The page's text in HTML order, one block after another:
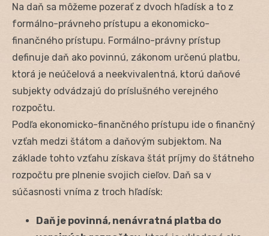
Na daň sa môžeme pozerať z dvoch hľadísk a to z
formálno-právneho prístupu a ekonomicko-
finančného prístupu. Formálno-právny prístup
definuje daň ako povinnú, zákonom určenú platbu,
ktorá je neúčelová a neekvivalentná, ktorú daňové
subjekty odvádzajú do príslušného verejného
rozpočtu.
Podľa ekonomicko-finančného prístupu ide o finančný
vzťah medzi štátom a daňovým subjektom. Na
základe tohto vzťahu získava štát príjmy do štátneho
rozpočtu pre plnenie svojich cieľov. Daň sa v
súčasnosti vníma z troch hľadísk:
Daň je povinná, nenávratná platba do